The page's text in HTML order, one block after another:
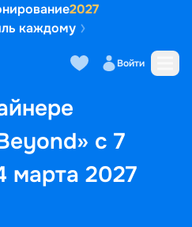
2027
каждому
Войти
с 7
марта 2027
кают Маршрут и